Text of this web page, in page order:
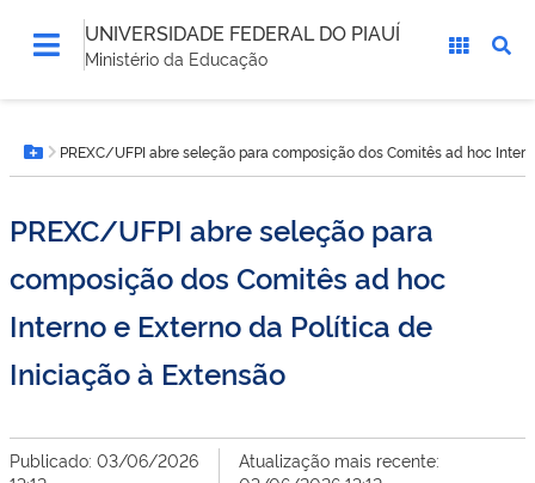
UNIVERSIDADE FEDERAL DO PIAUÍ
Ministério da Educação
está
aqui:Botão Menu
PREXC/UFPI abre seleção para composição dos Comitês ad hoc
PREXC/UFPI abre seleção para
composição dos Comitês ad hoc
Interno e Externo da Política de
Iniciação à Extensão
Publicado: 03/06/2026
Atualização mais recente: